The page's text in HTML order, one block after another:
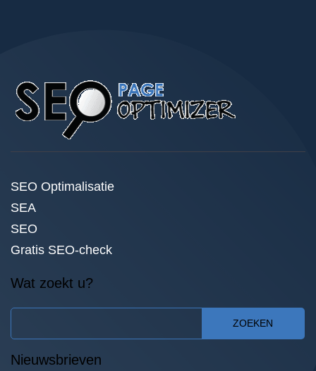
SEO Optimalisatie
SEA
SEO
Gratis SEO-check
Wat zoekt u?
ZOEKEN
Nieuwsbrieven